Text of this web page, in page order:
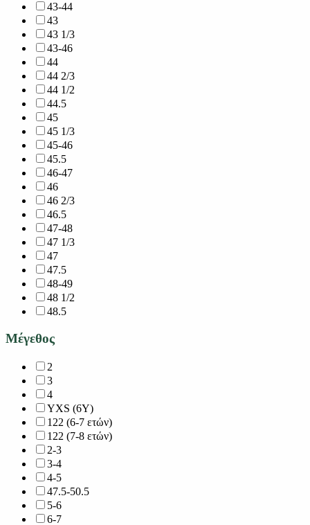
43-44
43
43 1/3
43-46
44
44 2/3
44 1/2
44.5
45
45 1/3
45-46
45.5
46-47
46
46 2/3
46.5
47-48
47 1/3
47
47.5
48-49
48 1/2
48.5
Μέγεθος
2
3
4
YXS (6Y)
122 (6-7 ετών)
122 (7-8 ετών)
2-3
3-4
4-5
47.5-50.5
5-6
6-7